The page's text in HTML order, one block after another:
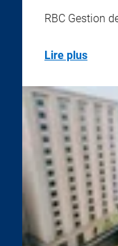
RBC Gestion
Lire plus